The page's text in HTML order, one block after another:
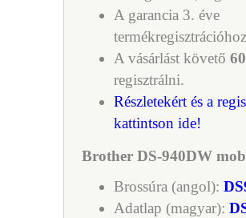
A garancia 3. éve
A vásárlást követő
regisztrálni.
Részletekért és a
kattintson ide!
Brother DS-940DW
Brossúra (angol):
Adatlap (magyar):